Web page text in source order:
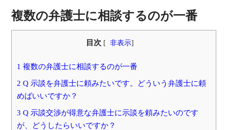
複数の弁護士に相談するのが一番
目次 [ 非表示]
1 複数の弁護士に相談するのが一番
2 Q 示談を弁護士に頼みたいです。どういう弁護士に頼
めばいいですか？
3 Q 示談交渉が得意な弁護士に示談を頼みたいのです
が、どうしたらいいですか？